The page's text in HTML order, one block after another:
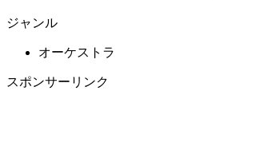
ジャンル
オーケストラ
スポンサーリンク